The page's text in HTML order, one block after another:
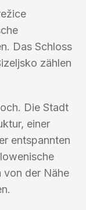
Das Schloss
zählen
Die Stadt
einer
entspannten
von der Nähe